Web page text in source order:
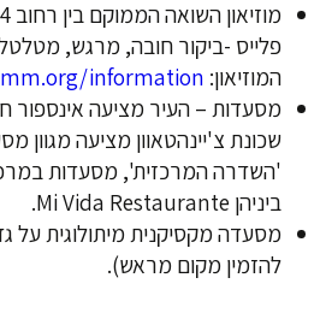
פלייס -ביקור חובה, מרגש,
המוזיאון: information
מסעדות – העיר מציעה אינספור
שכונת צ'יינהטאוון מציעה מגוון
'השדרה המרכזית', מסעדות
ביניהן Mi Vida Restaurante.
מסעדה מקסיקנית מיתולוגית על
להזמין מקום מראש).